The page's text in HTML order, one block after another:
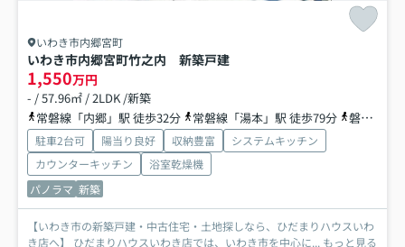
いわき市内郷宮町
いわき市内郷宮町竹之内 新築戸建
1,550万円
- / 57.96㎡ / 2LDK /新築
常磐線「内郷」駅 徒歩32分
常磐線「湯本」駅 徒歩79分 磐越東線「赤井」駅 徒歩90分
駐車2台可 陽当り良好 収納豊富
システムキッチン
カウンターキッチン
浴室乾燥機
パノラマ 新築
【いわき市の新築戸建・中古住宅・土地探しなら、ひだまりハウスいわ
き店へ】 ひだまりハウスいわき店では、いわき市を中心に... もっと見る